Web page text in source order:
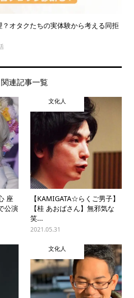
オタクたちの実体験から考える同拒
関連記事一覧
座
公演
文化人
【KAMIGATA☆らくご男子】
【桂 あおばさん】無邪気な
笑...
2021.05.31
文化人